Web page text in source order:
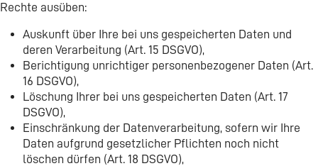
Rechte ausüben:
Auskunft über Ihre bei uns gespeicherten Daten und
deren Verarbeitung (Art. 15 DSGVO),
Berichtigung unrichtiger personenbezogener Daten (Art.
16 DSGVO),
Löschung Ihrer bei uns gespeicherten Daten (Art. 17
DSGVO),
Einschränkung der Datenverarbeitung, sofern wir Ihre
Daten aufgrund gesetzlicher Pflichten noch nicht
löschen dürfen (Art. 18 DSGVO),